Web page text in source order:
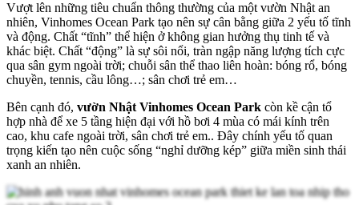
Vượt lên những tiêu chuẩn thông thường của một vườn Nhật an
nhiên, Vinhomes Ocean Park tạo nên sự cân bằng giữa 2 yếu tố tĩnh
và động. Chất “tĩnh” thể hiện ở không gian hưởng thụ tinh tế và
khác biệt. Chất “động” là sự sôi nổi, tràn ngập năng lượng tích cực
qua sân gym ngoài trời; chuỗi sân thể thao liên hoàn: bóng rổ, bóng
chuyền, tennis, cầu lông…; sân chơi trẻ em…
Bên cạnh đó, vườn Nhật Vinhomes Ocean Park còn kề cận tổ
hợp nhà để xe 5 tầng hiện đại với hồ bơi 4 mùa có mái kính trên
cao, khu cafe ngoài trời, sân chơi trẻ em.. Đây chính yếu tố quan
trọng kiến tạo nên cuộc sống “nghỉ dưỡng kép” giữa miền sinh thái
xanh an nhiên.